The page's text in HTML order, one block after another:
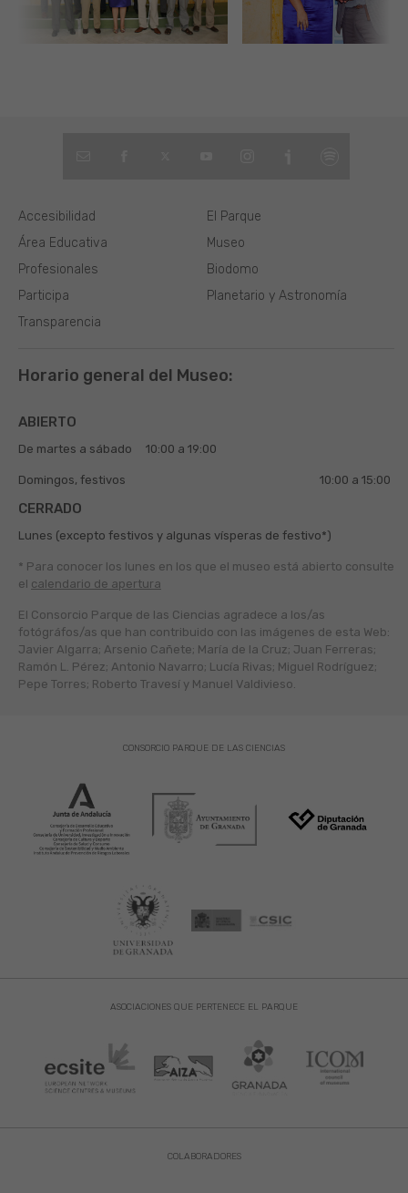
El Parque
Museo
Biodomo
Planetario y Astronomía
Área Educativa
Profesionales
Participa
Transparencia
Accesibilidad
Horario general del Museo:
ABIERTO
De martes a sábado 10:00 a 19:00
Domingos, festivos 10:00 a 15:00
CERRADO
Lunes (excepto festivos y algunas vísperas de festivo*)
* Para conocer los lunes en los que el museo está abierto consulte
el calendario de apertura
El Consorcio Parque de las Ciencias agradece a los/as
fotógráfos/as que han contribuido con las imágenes de esta Web:
Javier Algarra; Arsenio Cañete; María de la Cruz; Juan Ferreras;
Ramón L. Pérez; Antonio Navarro; Lucía Rivas; Miguel Rodríguez;
Pepe Torres; Roberto Travesí y Manuel Valdivieso.
ASOCIACIONES QUE PERTENECE EL PARQUE
CONSORCIO PARQUE DE LAS CIENCIAS
COLABORADORES